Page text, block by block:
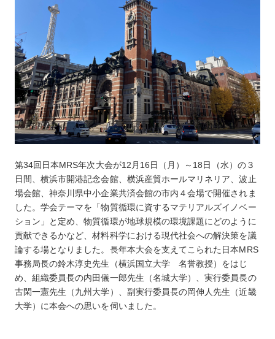
サステナビリティ
支援サービス
プランニング
What’s New
関連企業
会議参加者向け情報
お問い合わせ
JP / EN
観光情報
コンベンション情報
第34回日本MRS年次大会が12月16日（月）～18日（水）の３
日間、横浜市開港記念会館、横浜産貿ホールマリネリア、波止
場会館、神奈川県中小企業共済会館の市内４会場で開催されま
した。学会テーマを「物質循環に資するマテリアルズイノベー
ション」と定め、物質循環が地球規模の環境課題にどのように
貢献できるかなど、材料科学における現代社会への解決策を議
論する場となりました。長年本大会を支えてこられた日本MRS
事務局長の鈴木淳史先生（横浜国立大学 名誉教授）をはじ
め、組織委員長の内田儀一郎先生（名城大学）、実行委員長の
古閑一憲先生（九州大学）、副実行委員長の岡伸人先生（近畿
大学）に本会への思いを伺いました。